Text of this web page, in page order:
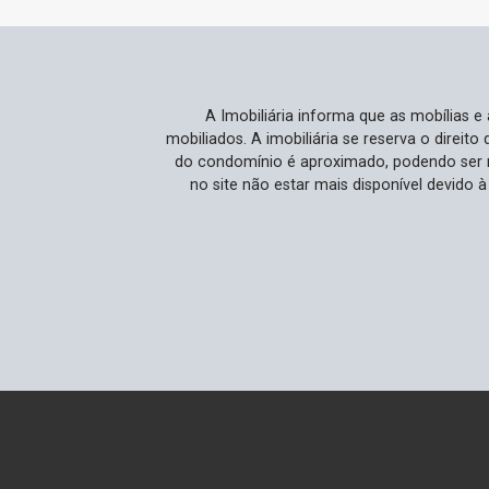
A Imobiliária informa que as mobílias
mobiliados. A imobiliária se reserva o
do condomínio é aproximado, podendo
no site não estar mais disponível devido